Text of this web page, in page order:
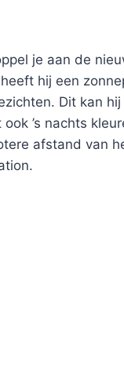
je aan de
hij een
Dit kan
’s nachts
afstand van